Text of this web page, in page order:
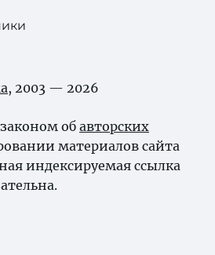
, 2003 — 2026
об авторских
материалов сайта
индексируемая ссылка